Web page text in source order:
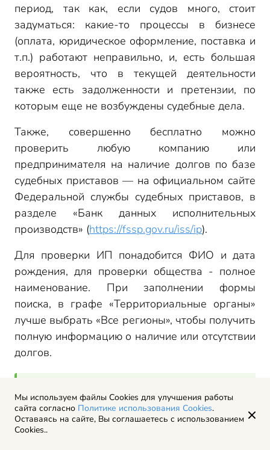
период, так как, если судов много, стоит
задуматься: какие-то процессы в бизнесе
(оплата, юридическое оформление, поставка и
т.п.) работают неправильно, и, есть большая
вероятность, что в текущей деятельности
также есть задолженности и претензии, по
которым еще не возбуждены судебные дела.
Также, совершенно бесплатно можно
проверить любую компанию или
предпринимателя на наличие долгов по базе
судебных приставов — на официальном сайте
Федеральной службы судебных приставов, в
разделе «Банк данных исполнительных
производств» (https://fssp.gov.ru/iss/ip).
Для проверки ИП понадобится ФИО и дата
рождения, для проверки общества - полное
наименование. При заполнении формы
поиска, в графе «Территориальные органы»
лучше выбрать «Все регионы», чтобы получить
полную информацию о наличие или отсутствии
долгов.
Но, помните, что отсутствие сведений в такой
базе не означает отсутствие долгов совсем —
возможно, есть решения суда, которые еще не
Мы используем файлы Cookies для улучшения работы
сайта согласно Политике использования Cookies.
Оставаясь на сайте, Вы соглашаетесь с использованием
Cookies..